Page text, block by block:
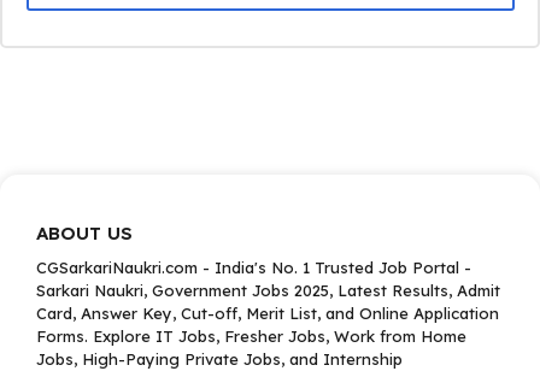
ABOUT US
CGSarkariNaukri.com - India's No. 1 Trusted Job Portal -
Sarkari Naukri, Government Jobs 2025, Latest Results, Admit
Card, Answer Key, Cut-off, Merit List, and Online Application
Forms. Explore IT Jobs, Fresher Jobs, Work from Home
Jobs, High-Paying Private Jobs, and Internship